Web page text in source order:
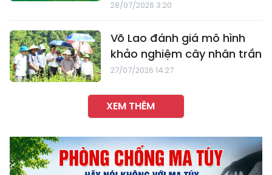
28/07/2026 3:20
Võ Lao đánh giá mô hình
khảo nghiệm cây nhân trần
27/07/2026 14:27
XEM THÊM